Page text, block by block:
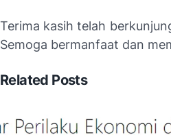
Terima kasih telah
Semoga bermanfaat dan
Related Posts